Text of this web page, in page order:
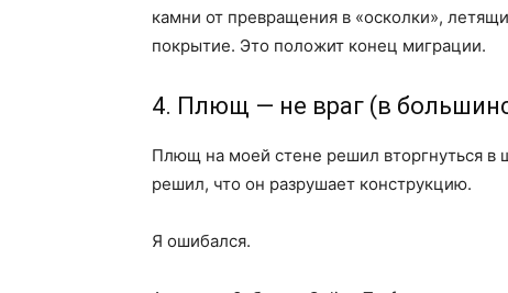
камни от превращения в «осколки»,
покрытие. Это положит конец миграции.
4. Плющ — не враг (в
Плющ на моей стене решил вторгнуться в
решил, что он разрушает конструкцию.
Я ошибался.